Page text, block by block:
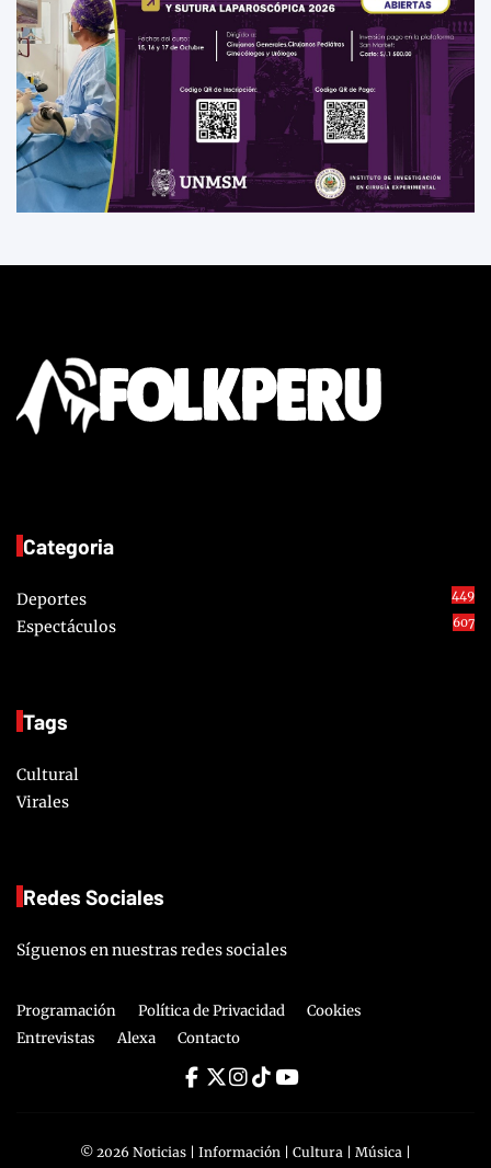
Categoria
Deportes 449
Espectáculos 607
Tags
Cultural
Virales
Redes Sociales
Síguenos en nuestras redes sociales
Programación Política de Privacidad
Cookies
Entrevistas
Alexa Contacto
© 2026 Noticias | Información | Cultura | Música |